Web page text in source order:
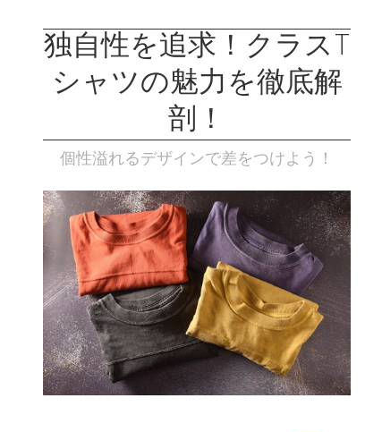
独自性を追求！クラスT
シャツの魅力を徹底解
剖！
個性溢れるデザインで差をつけよう！